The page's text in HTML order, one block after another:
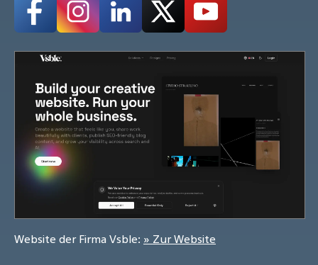
Website der Firma Vsble: » Zur Website